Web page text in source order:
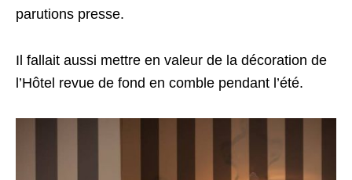
parutions presse.
Il fallait aussi mettre en valeur de la décoration de
l’Hôtel revue de fond en comble pendant l’été.